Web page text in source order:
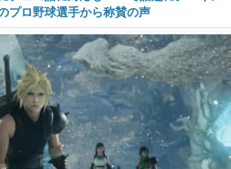
プロ野球選手から称賛の声